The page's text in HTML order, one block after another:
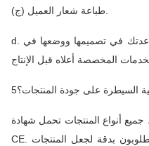
d. أفكارك الأخرى عن المنتج، يمكننا مساعدتك في تصميمها ووضعها في
السيطرة على جودة المنتجات؟
جميع أنواع المنتجات تحمل شهادة
CE. لدينا مهندسين محترفين. الموظفين مطلوبون بدقة لجعل المنتجات